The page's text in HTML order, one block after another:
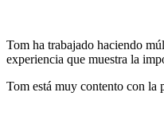
Tom ha trabajado haciendo
experiencia que muestra la
Tom está muy contento con la